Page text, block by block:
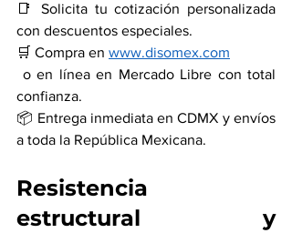
📑 Solicita tu cotización personalizada
con descuentos especiales.
🛒 Compra en www.disomex.com
confianza.
📦 Entrega inmediata en CDMX y envíos
a toda la República Mexicana.
Resistencia
estructural y